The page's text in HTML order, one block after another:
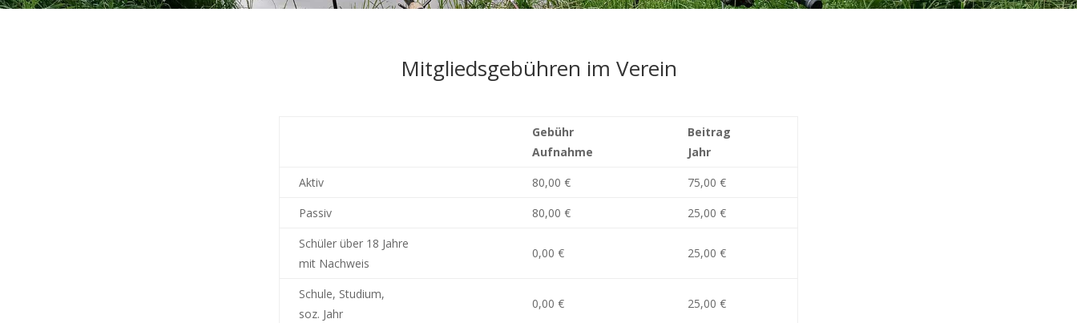
Mitgliedsgebühren im Verein
Gebühr
Aufnahme
Beitrag
Jahr
Aktiv
80,00 €
75,00 €
Passiv
80,00 €
25,00 €
Schüler über 18 Jahre
mit Nachweis
0,00 € 25,00 €
Schule, Studium,
soz. Jahr
0,00 € 25,00 €